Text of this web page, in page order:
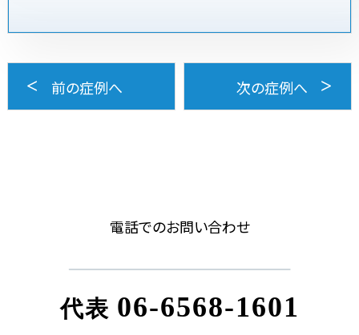
前の症例へ 次の症例へ
電話でのお問い合わせ
代表 06-6568-1601